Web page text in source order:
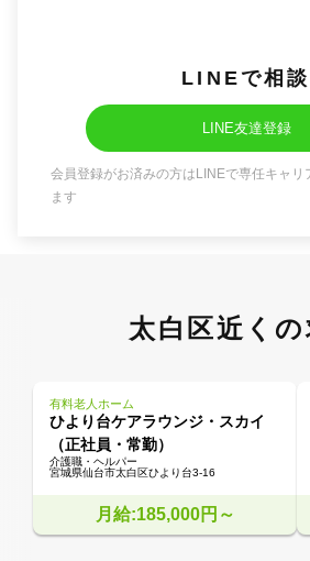
LINEで相談
LINE友達登録
会員登録がお済みの方はLINEで専任キャリ
ます
太白区近くの
有料老人ホーム
ひより台ケアラウンジ・スカイ
（正社員・常勤）
介護職・ヘルパー
宮城県仙台市太白区ひより台3-16
月給:185,000円～